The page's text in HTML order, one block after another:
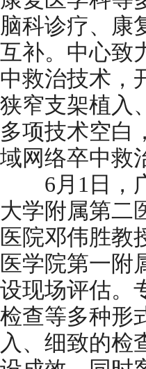
脑科诊疗、康
互补。中心致
中救治技术，
狭窄支架植入
多项技术空白
域网络卒中救
6月1日，广
大学附属第二
医院邓伟胜教
医学院第一附
设现场评估。
检查等多种形
入、细致的检